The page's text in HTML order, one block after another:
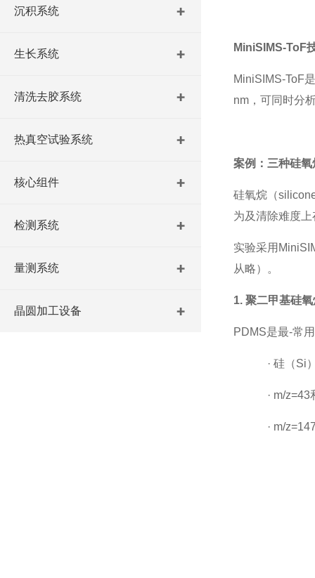
沉积系统
生长系统
清洗去胶系统
热真空试验系统
核心组件
检测系统
量测系统
晶圆加工设备
MiniSIMS-ToF
MiniSIMS-ToF
nm，可同时分
案例：三种硅
硅氧烷（
为及清除难度
实验采用
从略）。
1. 聚二甲基硅
PDMS是最-常
· 硅（Si
· m/z=43
· m/